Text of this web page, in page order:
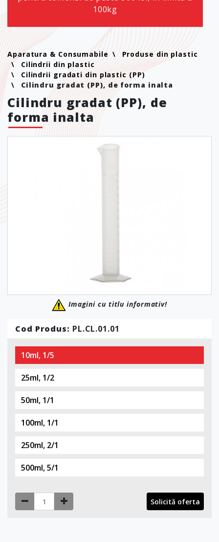
100kg
Aparatura & Consumabile
Produse din plastic
Cilindrii din plastic
Cilindrii gradati din plastic (PP)
Cilindru gradat (PP), de forma inalta
Cilindru gradat (PP), de
forma inalta
Imagini cu titlu informativ!
Cod Produs: PL.CL.01.01
10ml, 1/5
25ml, 1/2
50ml, 1/1
100ml, 1/1
250ml, 2/1
500ml, 5/1
1000ml, 10/1
2000ml, 20/1
Solicită oferta